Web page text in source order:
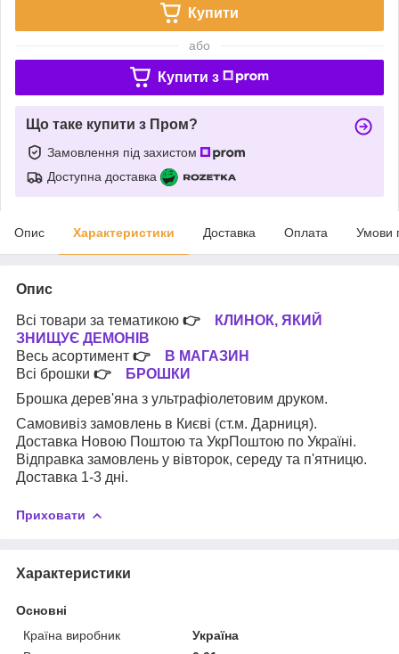
Купити
або
Купити з
Що таке купити з Пром?
Замовлення під захистом
Доступна доставка
Опис Характеристики Доставка Оплата Умови
Опис
Всі товари за тематикою 👉
КЛИНОК, ЯКИЙ
ЗНИЩУЄ ДЕМОНІВ
Весь асортимент 👉
В МАГАЗИН
Всі брошки 👉
БРОШКИ
Брошка дерев'яна з ультрафіолетовим друком.
Самовивіз замовлень в Києві (ст.м. Дарниця).
Доставка Новою Поштою та УкрПоштою по Україні.
Відправка замовлень у вівторок, середу та п'ятницю.
Доставка 1-3 дні.
Приховати
Характеристики
Основні
Країна виробник
Україна